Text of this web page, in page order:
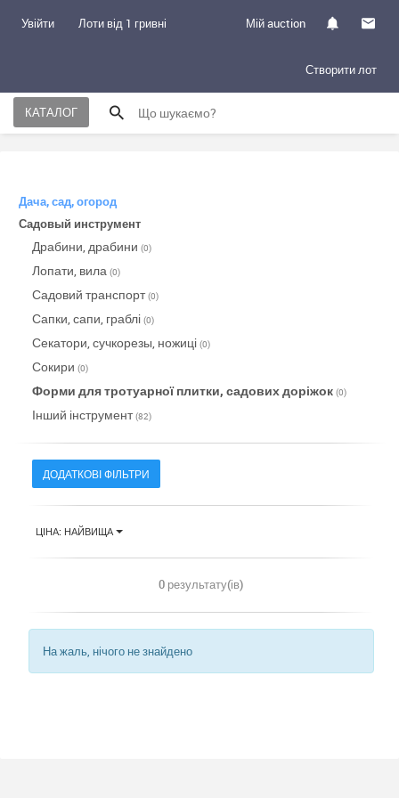
Увійти Лоти від 1 гривні Мій auction
Створити лот
КАТАЛОГ
Дача, сад, огород
Садовый инструмент
Драбини, драбини (0)
Лопати, вила (0)
Садовий транспорт(0)
Сапки, сапи, граблі (0)
Секатори, сучкорезы, ножиці (0)
Сокири (0)
Форми для тротуарної плитки, садових доріжок (0)
Інший інструмент(82)
ДОДАТКОВІ ФІЛЬТРИ
ЦІНА: НАЙВИЩА
0 результату(ів)
На жаль, нічого не знайдено